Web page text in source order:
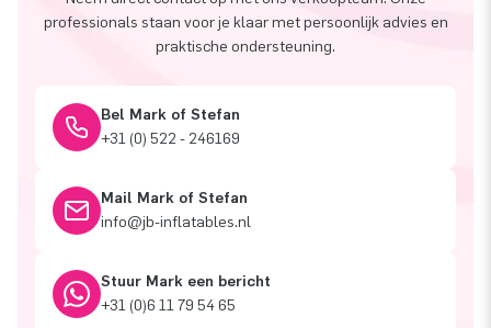
professionals staan voor je klaar met persoonlijk advies en
praktische ondersteuning.
Bel Mark of Stefan
+31 (0) 522 - 246169
Mail Mark of Stefan
info@jb-inflatables.nl
Stuur Mark een bericht
+31 (0)6 11 79 54 65